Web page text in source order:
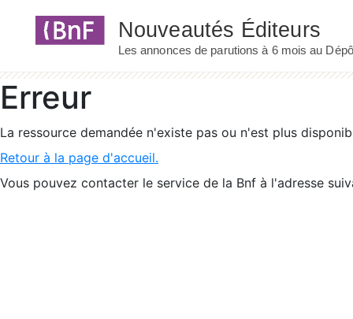
Erreur
La ressource demandée n'existe pas ou n'est plus
Retour à la page d'accueil.
Vous pouvez contacter le service de la Bnf à l'adresse